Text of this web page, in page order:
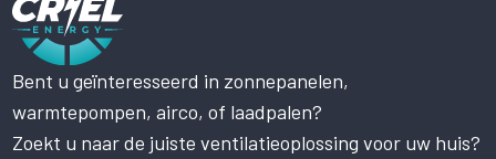
Bent u geïnteresseerd in zonnepanelen,
warmtepompen, airco, of laadpalen?
Zoekt u naar de juiste ventilatieoplossing voor uw huis?
Deze website maakt gebruik
van cookies.
Deze website gebruikt cookies om uw